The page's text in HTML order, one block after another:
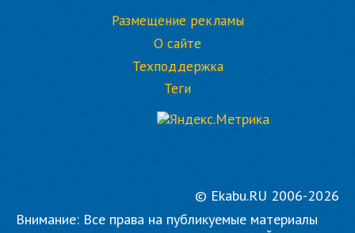
Размещение рекламы
О сайте
Техподдержка
Теги
© Ekabu.RU 2006-2026
Внимание: Все права на публикуемые материалы